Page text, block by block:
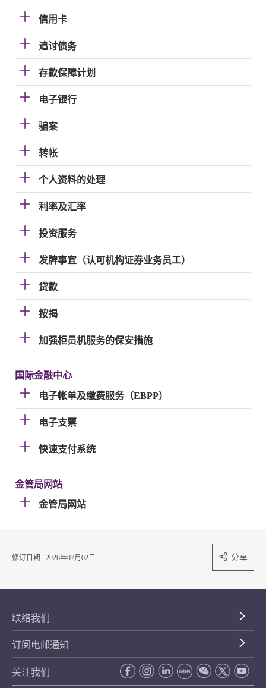
信用卡
追讨债务
存款保障计划
电子银行
骗案
转帐
个人资料的处理
利率及汇率
投资服务
发牌事宜（认可机构证券业务员工）
贷款
按揭
加强柜员机服务的保安措施
国际金融中心
电子帐单及缴费服务（EBPP）
电子支票
快速支付系统
金管局网站
金管局网站
修订日期 : 2026年07月02日 分享
联络我们
订阅电邮通知
关注我们